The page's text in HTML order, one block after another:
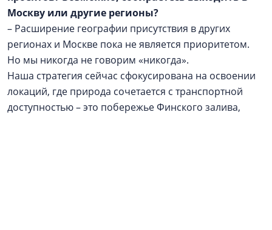
Москву или другие регионы?
– Расширение географии присутствия в других
регионах и Москве пока не является приоритетом.
Но мы никогда не говорим «никогда».
Наша стратегия сейчас сфокусирована на освоении
локаций, где природа сочетается с транспортной
доступностью – это побережье Финского залива,